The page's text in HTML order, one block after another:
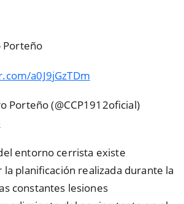
Porteño
a0J9jGzTDm
Porteño (@CCP1912oficial)
entorno cerrista existe
planificación realizada durante la
constantes lesiones